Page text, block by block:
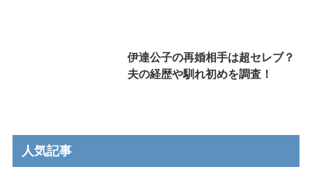
伊達公子の再婚相手は超セレブ？
夫の経歴や馴れ初めを調査！
人気記事